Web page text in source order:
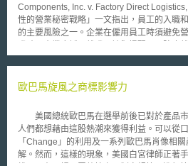
Components, Inc. v. Factory Direct
性的營業秘密戰略」一文指出，員工的入職
的主要風險之一。企業在僱用員工時須避免
對員工入職、員工離職兩個情形，整理建議企
前雇主營業秘密的重要性、如何將營業秘密
密協議、競業禁止條款進行約束，作為保護企業的證
防止離職員工向未來雇主揭露企業營業秘密
業應提供員工入職時所簽訂的保密協議條款
要求離職員工簽屬確認書證明已被告知應遵
歐巴馬旋風之商標影響力
美國總統歐巴馬在選舉前後已對於產品市
人們都想藉由這股熱潮來獲得利益。可以從
「Change」的利用及一系列歐巴馬肖像相
解。然而，這樣的現象，美國白宮律師正著